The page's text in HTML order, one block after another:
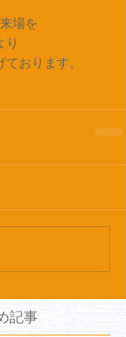
場を
り
おります。
記事